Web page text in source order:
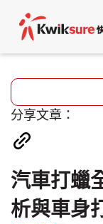
分享文章：
汽車打蠟
析與車身